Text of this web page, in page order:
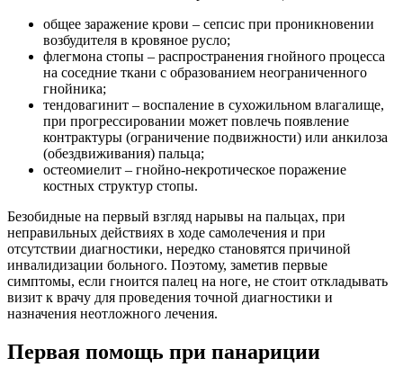
общее заражение крови – сепсис при проникновении
возбудителя в кровяное русло;
флегмона стопы – распространения гнойного процесса
на соседние ткани с образованием неограниченного
гнойника;
тендовагинит – воспаление в сухожильном влагалище,
при прогрессировании может повлечь появление
контрактуры (ограничение подвижности) или анкилоза
(обездвиживания) пальца;
остеомиелит – гнойно-некротическое поражение
костных структур стопы.
Безобидные на первый взгляд нарывы на пальцах, при
неправильных действиях в ходе самолечения и при
отсутствии диагностики, нередко становятся причиной
инвалидизации больного. Поэтому, заметив первые
симптомы, если гноится палец на ноге, не стоит откладывать
визит к врачу для проведения точной диагностики и
назначения неотложного лечения.
Первая помощь при панариции